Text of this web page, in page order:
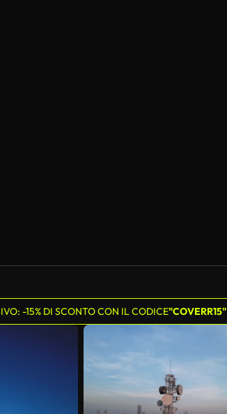
-15% DI SCONTO CON IL CODICE"COVERR15"